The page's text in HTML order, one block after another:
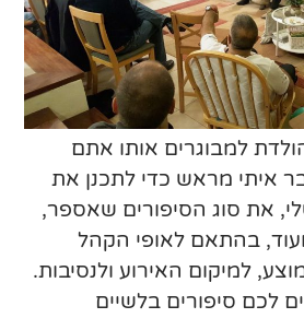
למבוגרים אותו אתם
איתי מראש כדי לתכנן את
את סוג הסיפורים שאספר,
בהתאם לאופי הקהל
למיקום האירוע ולנסיבות.
לכם סיפורים בלשיים